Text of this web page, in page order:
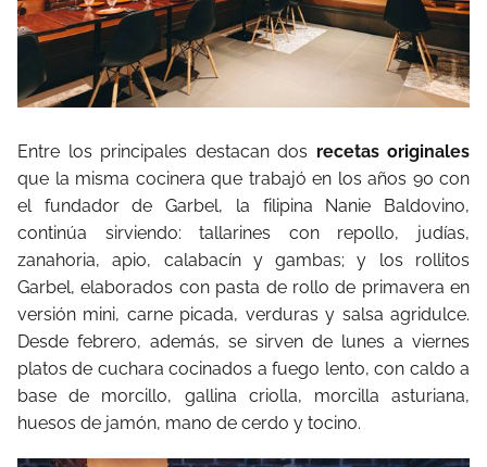
Entre los principales destacan dos recetas originales
que la misma cocinera que trabajó en los años 90 con
el fundador de Garbel, la filipina Nanie Baldovino,
continúa sirviendo: tallarines con repollo, judías,
zanahoria, apio, calabacín y gambas; y los rollitos
Garbel, elaborados con pasta de rollo de primavera en
versión mini, carne picada, verduras y salsa agridulce.
Desde febrero, además, se sirven de lunes a viernes
platos de cuchara cocinados a fuego lento, con caldo a
base de morcillo, gallina criolla, morcilla asturiana,
huesos de jamón, mano de cerdo y tocino.